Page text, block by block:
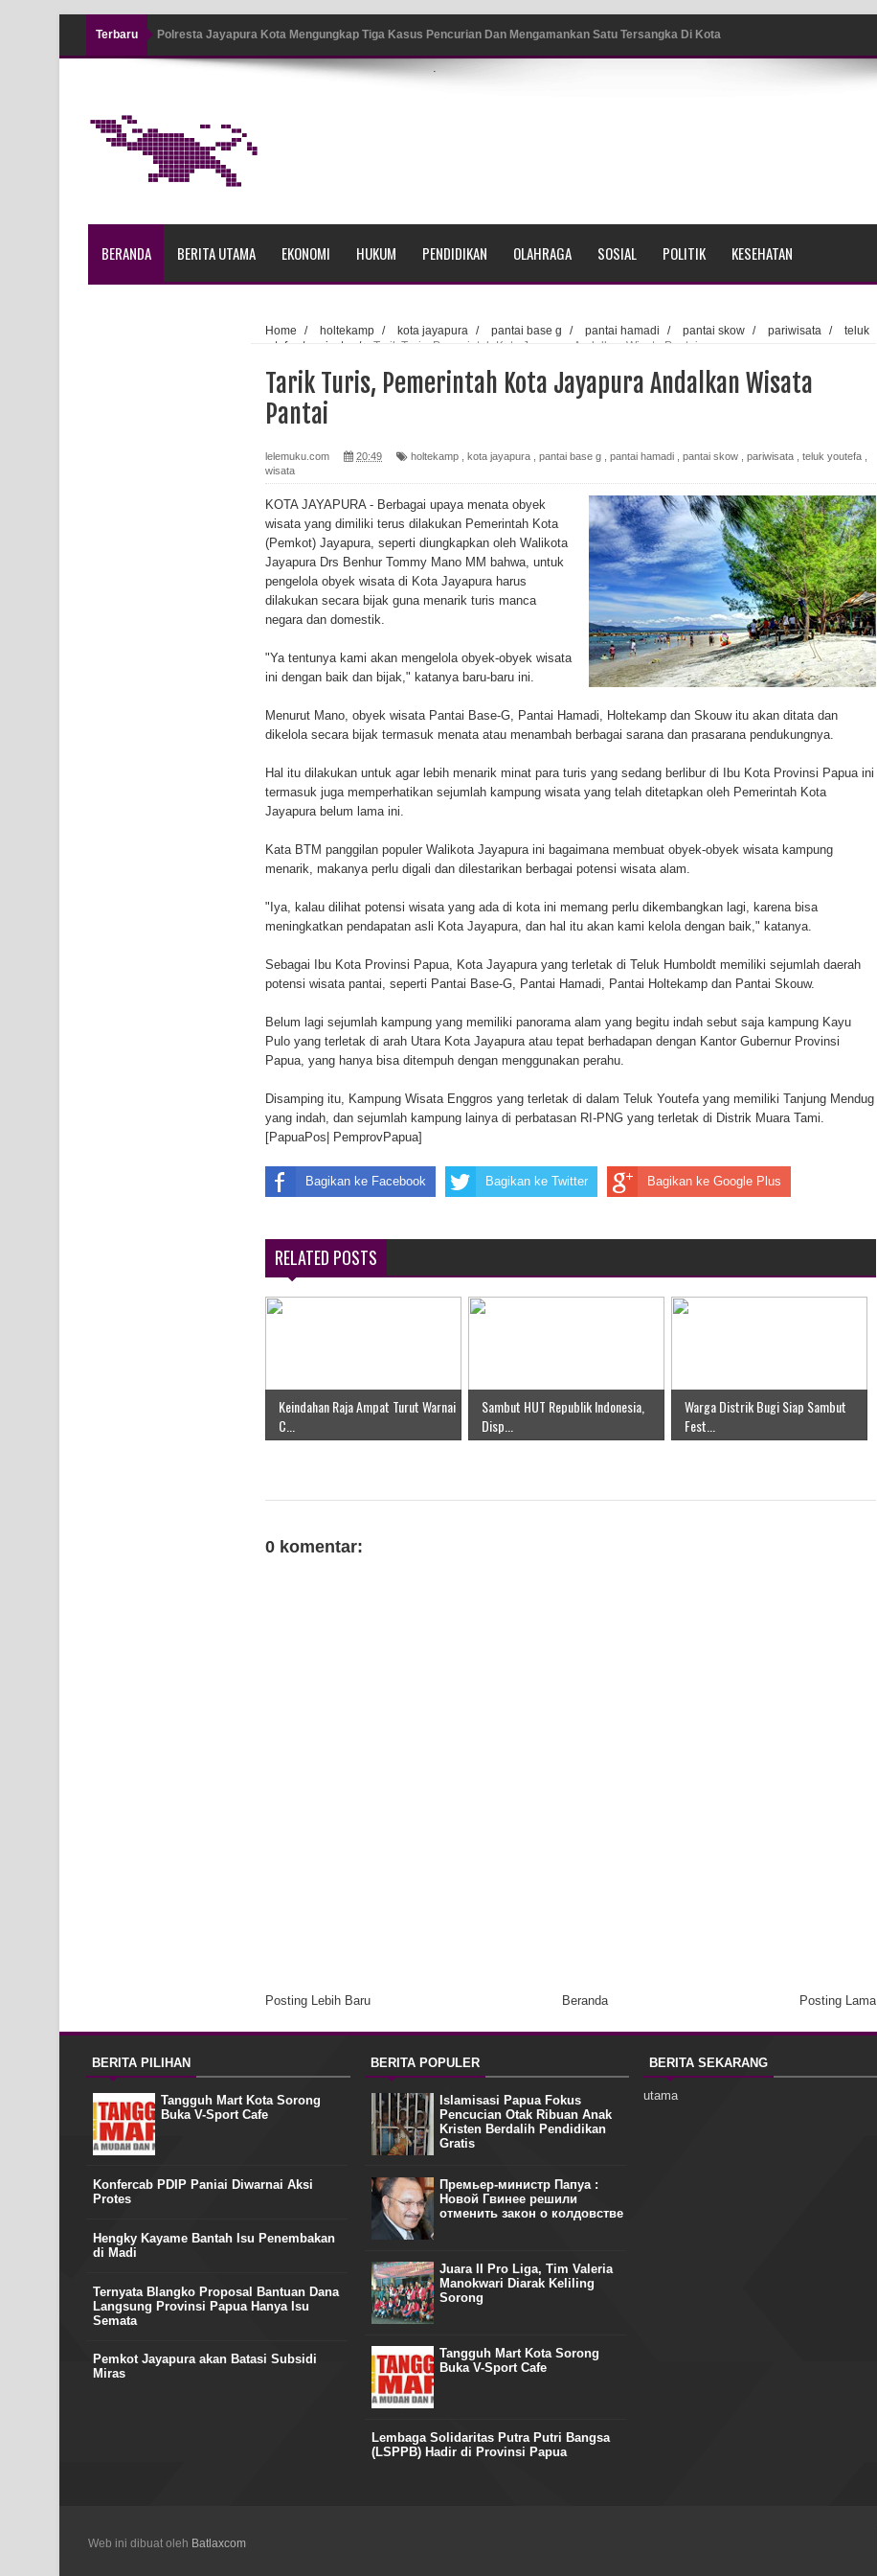
Terbaru Polresta Jayapura Kota Mengungkap Tiga Kasus Pencurian Dan Mengamankan Satu Tersangka Di Kota
Kapolresta Jayapura Kota Mengapresiasi Antusiasme Warga Saat Nonton Bareng Final Piala Dunia 2026 di
Lima Rumah Pribadi Terbakar Di Hamadi Jayapura Selatan
Mama-Mama Pasar Lama Sentani Protes Tumpukan Sampah dengan Menghambur ke Tengah Jalan
Polres Jayapura Terima Laporan Hilangnya Agustina Ester Bonsapia
Marthen Medlama Sebut Pemprov Papua Siapkan 1000 Kuota Beasiswa Mace
BRI Region 18 Jayapura Salurkan Bantuan CSR untuk RS Bhayangkara Polda Papua pada Peringatan Hari
Indonesia Turns Remote Papua Frontier into National Food Belt with Mechanized Rice Expansion
Mentan Tinjau Program Cetak Sawah dan Penanaman Padi di Merauke
Papuan Artisans Take Center Stage at Indonesia's National Craft Anniversary in Makassar
Air Terjun Memti Pesona Tersembunyi di Kabupaten Pegunungan Arfak
Pencarian Hari Keenam Korban Hanyut di Air Terjun Memti Belum Hasil, Polisi Periksa Saksi dan Kerahkan
.
BERANDA BERITA UTAMA EKONOMI HUKUM PENDIDIKAN OLAHRAGA SOSIAL POLITIK KESEHATAN
Home / holtekamp / kota jayapura / pantai base g / pantai hamadi / pantai skow / pariwisata /
teluk
youtefa
/ wisata / Tarik Turis, Pemerintah Kota Jayapura Andalkan Wisata Pantai
Tarik Turis, Pemerintah Kota Jayapura Andalkan Wisata
Pantai
lelemuku.com 20:49 holtekamp kota jayapura pantai base g pantai hamadi pantai skow pariwisata teluk youtefa
wisata
KOTA JAYAPURA - Berbagai upaya menata obyek
wisata yang dimiliki terus dilakukan Pemerintah Kota
(Pemkot) Jayapura, seperti diungkapkan oleh Walikota
Jayapura Drs Benhur Tommy Mano MM bahwa, untuk
pengelola obyek wisata di Kota Jayapura harus
dilakukan secara bijak guna menarik turis manca
negara dan domestik.
"Ya tentunya kami akan mengelola obyek-obyek wisata
ini dengan baik dan bijak," katanya baru-baru ini.
Menurut Mano, obyek wisata Pantai Base-G, Pantai Hamadi, Holtekamp dan Skouw itu akan ditata dan
dikelola secara bijak termasuk menata atau menambah berbagai sarana dan prasarana pendukungnya.
Hal itu dilakukan untuk agar lebih menarik minat para turis yang sedang berlibur di Ibu Kota Provinsi Papua ini
termasuk juga memperhatikan sejumlah kampung wisata yang telah ditetapkan oleh Pemerintah Kota
Jayapura belum lama ini.
Kata BTM panggilan populer Walikota Jayapura ini bagaimana membuat obyek-obyek wisata kampung
menarik, makanya perlu digali dan dilestarikan berbagai potensi wisata alam.
"Iya, kalau dilihat potensi wisata yang ada di kota ini memang perlu dikembangkan lagi, karena bisa
meningkatkan pendapatan asli Kota Jayapura, dan hal itu akan kami kelola dengan baik," katanya.
Sebagai Ibu Kota Provinsi Papua, Kota Jayapura yang terletak di Teluk Humboldt memiliki sejumlah daerah
potensi wisata pantai, seperti Pantai Base-G, Pantai Hamadi, Pantai Holtekamp dan Pantai Skouw.
Belum lagi sejumlah kampung yang memiliki panorama alam yang begitu indah sebut saja kampung Kayu
Pulo yang terletak di arah Utara Kota Jayapura atau tepat berhadapan dengan Kantor Gubernur Provinsi
Papua, yang hanya bisa ditempuh dengan menggunakan perahu.
Disamping itu, Kampung Wisata Enggros yang terletak di dalam Teluk Youtefa yang memiliki Tanjung Mendug
yang indah, dan sejumlah kampung lainya di perbatasan RI-PNG yang terletak di Distrik Muara Tami.
[PapuaPos| PemprovPapua]
Bagikan ke Facebook Bagikan ke Twitter Bagikan ke Google Plus
RELATED POSTS
Keindahan Raja Ampat Turut Warnai
C...
Sambut HUT Republik Indonesia,
Disp...
Warga Distrik Bugi Siap Sambut
Fest...
0 komentar:
Posting Lebih Baru Posting Lama
Beranda
BERITA PILIHAN
Tangguh Mart Kota Sorong
Buka V-Sport Cafe
Konfercab PDIP Paniai Diwarnai Aksi
Protes
Hengky Kayame Bantah Isu Penembakan
di Madi
Ternyata Blangko Proposal Bantuan Dana
Langsung Provinsi Papua Hanya Isu
Semata
Pemkot Jayapura akan Batasi Subsidi
Miras
BERITA POPULER
Islamisasi Papua Fokus
Pencucian Otak Ribuan Anak
Kristen Berdalih Pendidikan
Gratis
Премьер-министр Папуа :
Новой Гвинее решили
отменить закон о колдовстве
Juara II Pro Liga, Tim Valeria
Manokwari Diarak Keliling
Sorong
Tangguh Mart Kota Sorong
Buka V-Sport Cafe
Lembaga Solidaritas Putra Putri Bangsa
(LSPPB) Hadir di Provinsi Papua
BERITA SEKARANG
utama
Web ini dibuat oleh Batlaxcom